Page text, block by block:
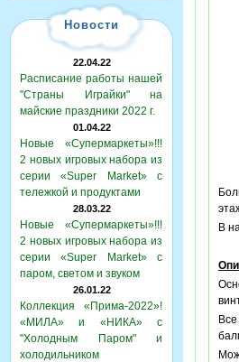
Новости
22.04.22
Расписание работы нашей
"Страны Играйки" на
майские праздники 2022 г.
01.04.22
Новые «Супермаркеты»!!!
2 новых игровых набора из
серии «Super Market» с
тележкой и продуктами
28.03.22
Новые «Супермаркеты»!!!
2 новых игровых набора из
серии «Super Market» с
паром, светом и звуком
26.01.22
Коллекция «Прима-2022»!
«МИЛА» и «НИКА» с
"Холодным Паром" и
холодильником
В